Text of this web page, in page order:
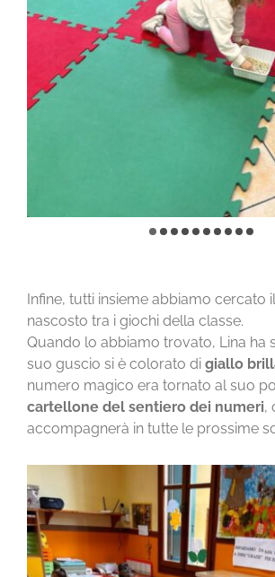
Infine, tutti insieme abbiamo cercato il
nascosto tra i giochi della classe.
Quando lo abbiamo trovato, Lina ha
suo guscio si è colorato di giallo
numero magico era tornato al suo
cartellone del sentiero dei numeri,
accompagnerà in tutte le prossime